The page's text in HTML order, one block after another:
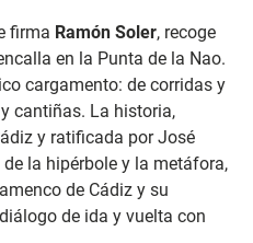
firma Ramón Soler, recoge
en la Punta de la Nao.
cargamento: de corridas y
cantiñas. La historia,
y ratificada por José
la hipérbole y la metáfora,
de Cádiz y su
de ida y vuelta con